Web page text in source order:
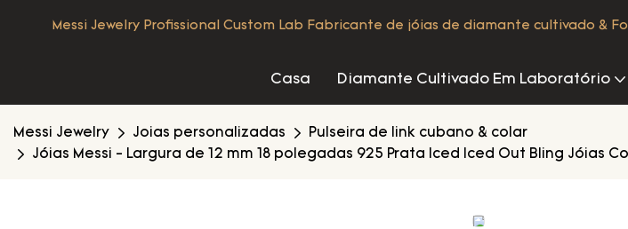
Messi Jewelry Profissional Custom Lab Fabricante de jóias de diamante cultivado &
Casa Diamante Cultivado Em Laboratório
Messi Jewelry Joias personalizadas
Pulseira de link cubano & colar
Jóias Messi - Largura de 12 mm 18 polegadas 925 Prata Iced Iced Out Bling Jóias